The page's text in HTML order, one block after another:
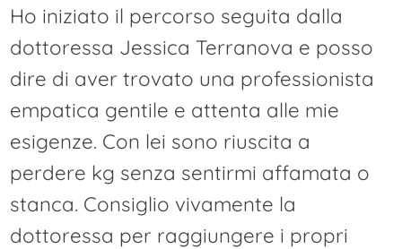
Ho iniziato il percorso seguita dalla
dottoressa Jessica Terranova e posso
dire di aver trovato una professionista
empatica gentile e attenta alle mie
esigenze. Con lei sono riuscita a
perdere kg senza sentirmi affamata o
stanca. Consiglio vivamente la
dottoressa per raggiungere i propri